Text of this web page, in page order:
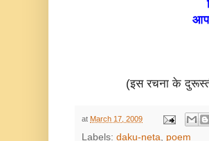
(इस रचना के
at March 17, 2009
Labels: daku-neta, poem